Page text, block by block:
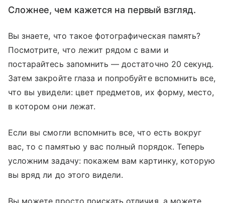
Сложнее, чем кажется на первый взгляд.
Вы знаете, что такое фотографическая память?
Посмотрите, что лежит рядом с вами и
постарайтесь запомнить — достаточно 20 секунд.
Затем закройте глаза и попробуйте вспомнить все,
что вы увидели: цвет предметов, их форму, место,
в котором они лежат.
Если вы смогли вспомнить все, что есть вокруг
вас, то с памятью у вас полный порядок. Теперь
усложним задачу: покажем вам картинку, которую
вы вряд ли до этого видели.
Вы можете просто поискать отличия, а можете